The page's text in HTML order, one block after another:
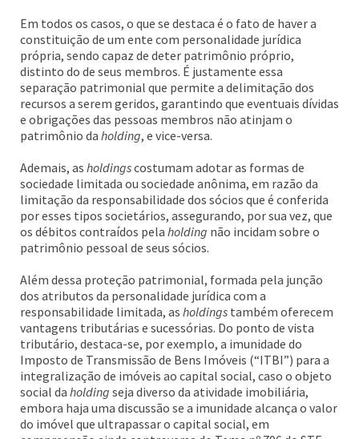
Em todos os casos, o que se destaca é o fato de haver a
constituição de um ente com personalidade jurídica
própria, sendo capaz de deter patrimônio próprio,
distinto do de seus membros. É justamente essa
separação patrimonial que permite a delimitação dos
recursos a serem geridos, garantindo que eventuais dívidas
e obrigações das pessoas membros não atinjam o
patrimônio da holding, e vice-versa.
Ademais, as holdingscostumam adotar as formas de
sociedade limitada ou sociedade anônima, em razão da
limitação da responsabilidade dos sócios que é conferida
por esses tipos societários, assegurando, por sua vez, que
os débitos contraídos pela holding não incidam sobre o
patrimônio pessoal de seus sócios.
Além dessa proteção patrimonial, formada pela junção
dos atributos da personalidade jurídica com a
responsabilidade limitada, as holdings também oferecem
vantagens tributárias e sucessórias. Do ponto de vista
tributário, destaca-se, por exemplo, a imunidade do
Imposto de Transmissão de Bens Imóveis (“ITBI”) para a
integralização de imóveis ao capital social, caso o objeto
social da holding seja diverso da atividade imobiliária,
embora haja uma discussão se a imunidade alcança o valor
do imóvel que ultrapassar o capital social, em